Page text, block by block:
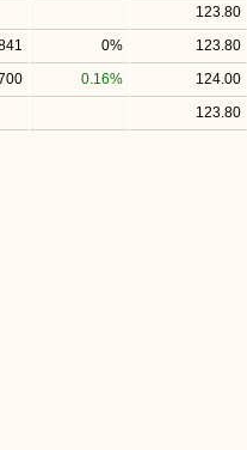
123.80
123.80
0%
124.00
0.16%
123.80